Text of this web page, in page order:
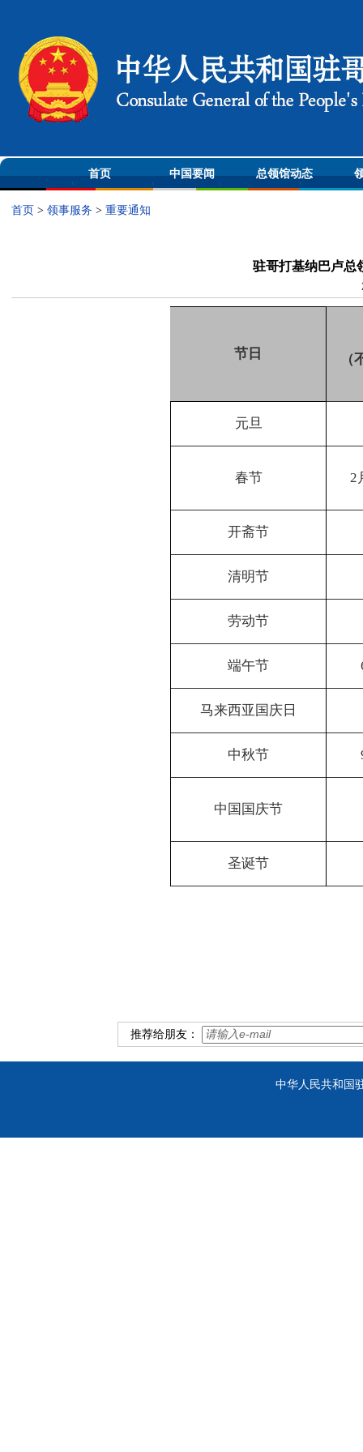
首页 中国要闻 总领馆动态
首页 > 领事服务 > 重要通知
驻哥打基纳巴卢总
节日
元旦
春节 2
开斋节
清明节
劳动节
端午节
马来西亚国庆日
中秋节
中国国庆节
圣诞节
推荐给朋友：
中华人民共和国